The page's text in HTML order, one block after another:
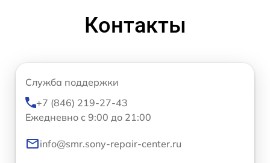
Контакты
Служба поддержки
+7 (846) 219-27-43
Ежедневно с 9:00 до 21:00
info@smr.sony-repair-center.ru